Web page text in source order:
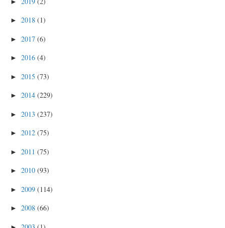
► 2018 (1)
► 2017 (6)
► 2016 (4)
► 2015 (73)
► 2014 (229)
► 2013 (237)
► 2012 (75)
► 2011 (75)
► 2010 (93)
► 2009 (114)
► 2008 (66)